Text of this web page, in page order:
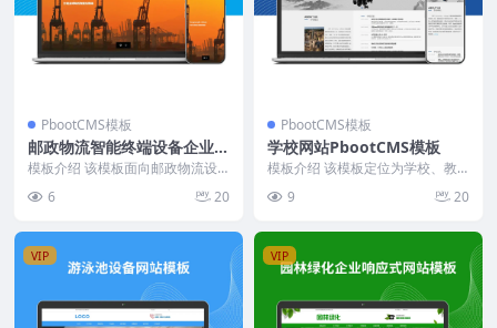
PbootCMS模板
邮政物流智能终端设备企业网
站模板
模板介绍 该模板面向邮政物流设
主色调，整体风格稳重...
6 20
PbootCMS模板
学校网站PbootCMS模板
模板介绍 该模板定位为学校、教
主色调，整体风格简洁...
9 20
VIP VIP